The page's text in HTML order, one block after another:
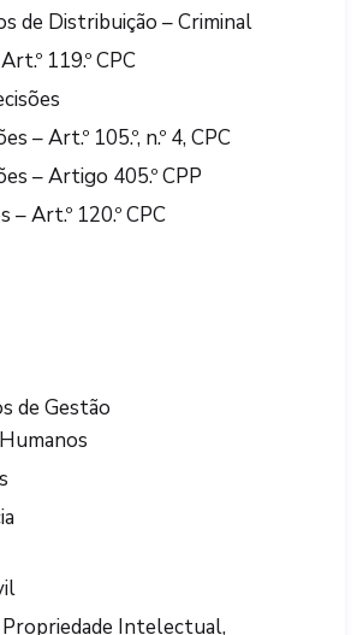
de Distribuição – Criminal
119.º CPC
– Art.º 105.º, n.º 4, CPC
– Artigo 405.º CPP
– Art.º 120.º CPC
de Gestão
Intelectual,